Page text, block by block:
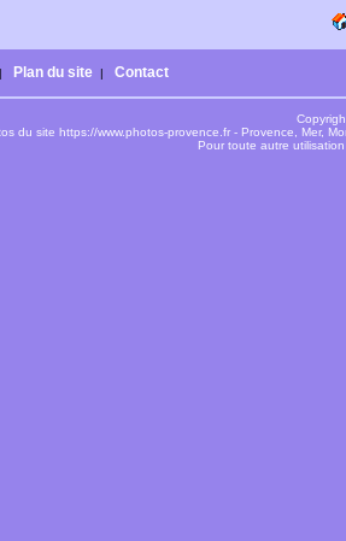
Plan du site | Contact
du site https://www.photos-provence.fr - Provence, Mer,
Pour toute autre